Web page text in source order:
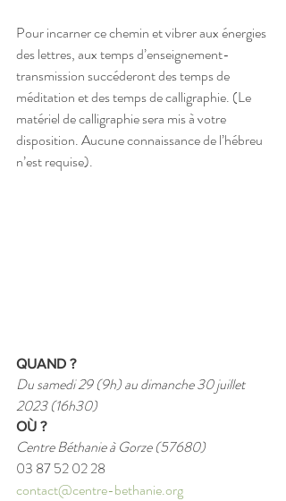
Pour incarner ce chemin et vibrer aux énergies
des lettres, aux temps d’enseignement-
transmission succéderont des temps de
méditation et des temps de calligraphie. (Le
matériel de calligraphie sera mis à votre
disposition. Aucune connaissance de l’hébreu
n’est requise).
QUAND ?
Du samedi 29 (9h) au dimanche 30 juillet
2023 (16h30)
OÙ ?
Centre Béthanie à Gorze (57680)
03 87 52 02 28
contact@centre-bethanie.org